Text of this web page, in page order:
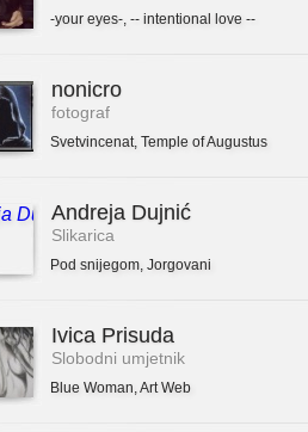
-your eyes-, -- intentional love --
nonicro
fotograf
Svetvincenat, Temple of Augustus
Andreja Dujnić
Slikarica
Pod snijegom, Jorgovani
Ivica Prisuda
Slobodni umjetnik
Blue Woman,Art Web